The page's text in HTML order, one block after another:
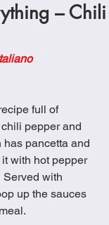
– Chili
full of
pepper and
has pancetta and
with hot pepper
Served with
up the sauces